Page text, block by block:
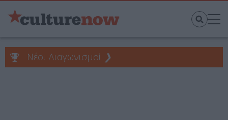
Νέοι Διαγωνισμοί ❯